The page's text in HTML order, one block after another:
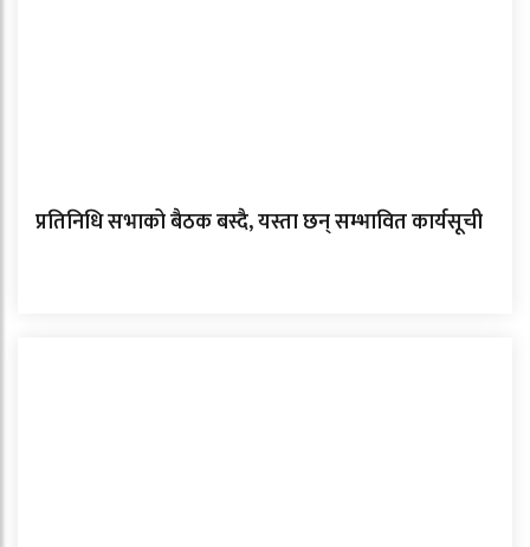
प्रतिनिधि सभाको बैठक बस्दै, यस्ता छन् सम्भावित कार्यसूची